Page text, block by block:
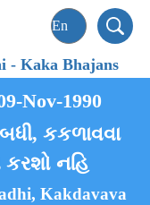
-Kaka Bhajans
Nov-1990
કકળાવવા
નહિ
Kakdavava